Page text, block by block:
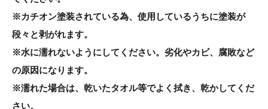
※カチオン塗装されている為、使用しているうちに塗装が
段々と剥がれます。
※水に濡れないようにしてください。劣化やカビ、腐敗など
の原因になります。
※濡れた場合は、乾いたタオル等でよく拭き、乾かしてくだ
さい。